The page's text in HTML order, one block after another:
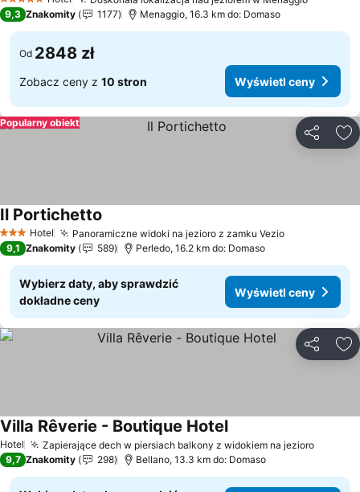
5 Kategoria
9,3 Znakomity 1177 Menaggio, 16.3 km do: Domaso
Od 2848 zł
Zobacz ceny z 10 stron Wyświetl ceny
Popularny obiekt
3 Kategoria
Hotel Panoramiczne widoki na jezioro z zamku VezioWyświetl
Il Portichetto
9,1 Znakomity 589 Perledo, 16.2 km do: Domaso
Wybierz daty, aby sprawdzić
dokładne ceny
Wyświetl ceny
Hotel Zapierające dech w piersiach balkony z widokiem na jezioro
Villa Rêverie - Boutique HotelWyświetl ceny
9,7 Znakomity 298 Bellano, 13.3 km do: Domaso